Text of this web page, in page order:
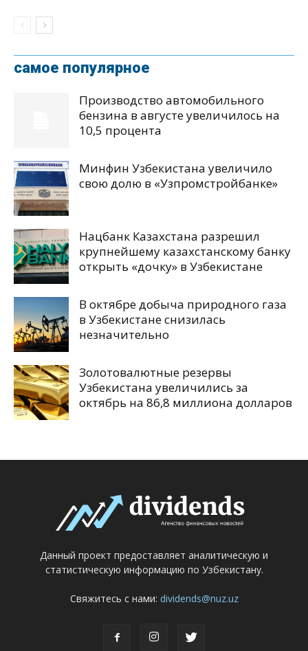
самое популярное
Производство автомобильного
бензина в августе увеличилось на
10,5 процента
Минфин Узбекистана увеличило
свою долю в «Узпромстройбанке»
Нацбанк Казахстана разрешил
крупнейшему казахстанскому банку
открыть «дочку» в Узбекистане
В октябре добыча природного газа
в Узбекистане снизилась
незначительно
Золотовалютные резервы
Узбекистана увеличились за
октябрь на 86,8 миллиона долларов
Данный проект предоставляет аналитическую и
статистическую информацию по Узбекистану.
Свяжитесь с нами: dividends@nuz.uz